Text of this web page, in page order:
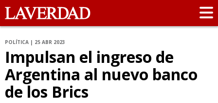
POLÍTICA | 25 ABR 2023
Impulsan el ingreso de
Argentina al nuevo banco
de los Brics